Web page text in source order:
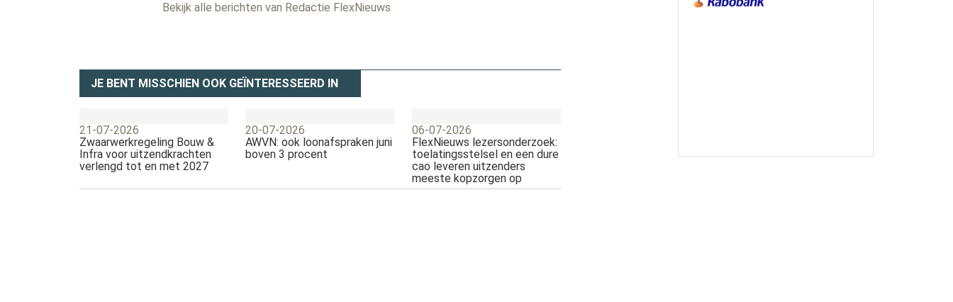
Bekijk alle berichten van Redactie FlexNieuws
JE BENT MISSCHIEN OOK GEÏNTERESSEERD IN
21-07-2026
Zwaarwerkregeling Bouw &
Infra voor uitzendkrachten
verlengd tot en met 2027
20-07-2026
AWVN: ook loonafspraken juni
boven 3 procent
06-07-2026
FlexNieuws lezersonderzoek:
toelatingsstelsel en een dure
cao leveren uitzenders
meeste kopzorgen op